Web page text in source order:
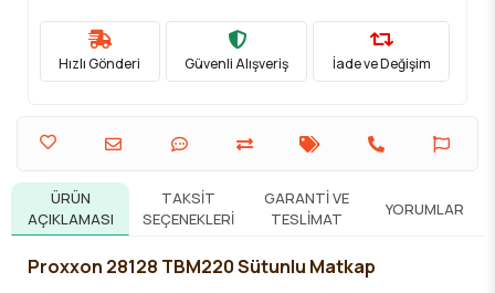
Hızlı Gönderi Güvenli Alışveriş İade ve Değişim
ÜRÜN
AÇIKLAMASI
TAKSIT
SEÇENEKLERI
GARANTI VE
TESLIMAT
YORUMLAR
Proxxon 28128 TBM220 Sütunlu Matkap